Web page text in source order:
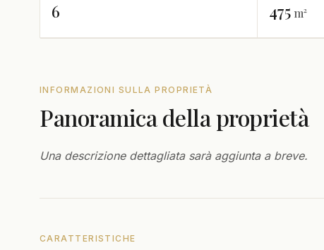
6 475 m²
INFORMAZIONI SULLA PROPRIETÀ
Panoramica della proprietà
Una descrizione dettagliata sarà aggiunta a breve.
CARATTERISTICHE